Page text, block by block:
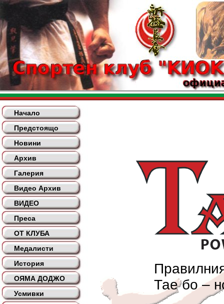
Начало
Предстоящо
Новини
Архив
Галерия
Видео Архив
ВИДЕО
Преса
ОТ КЛУБА
Медалисти
История
ОЯМА ДОДЖО
Усмивки
Правилният
Тае бо –